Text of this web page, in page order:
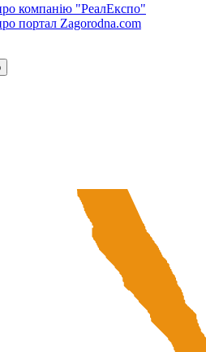
компанію "РеалЕкспо"
портал Zagorodna.com